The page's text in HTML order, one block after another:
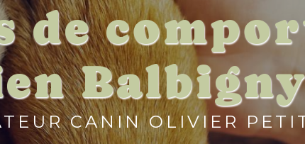
de
CANIN OLIVIER